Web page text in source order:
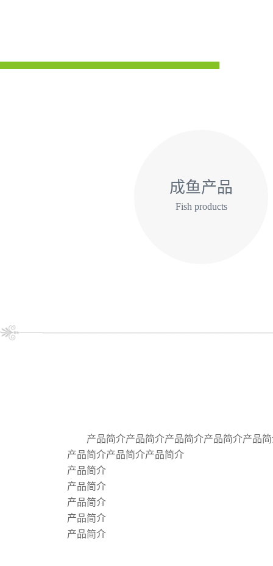
成鱼产品
Fish products
产品简介产品简介产品简介产品简介产品
产品简介产品简介产品简介
产品简介
产品简介
产品简介
产品简介
产品简介